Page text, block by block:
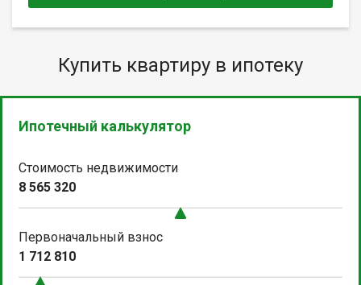
Купить квартиру в ипотеку
Ипотечный калькулятор
Стоимость недвижимости
8 565 320
Первоначальный взнос
1 712 810